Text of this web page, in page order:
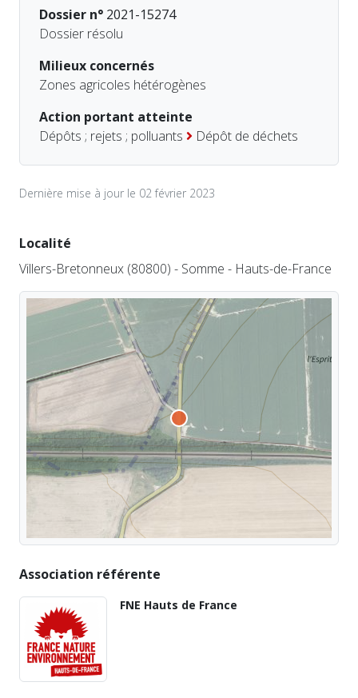
Dossier n° 2021-15274
Dossier résolu
Milieux concernés
Zones agricoles hétérogènes
Action portant atteinte
Dépôts ; rejets ; polluants
Dépôt de déchets
Dernière mise à jour le 02 février 2023
Localité
Villers-Bretonneux (80800) - Somme - Hauts-de-France
Association référente
FNE Hauts de France